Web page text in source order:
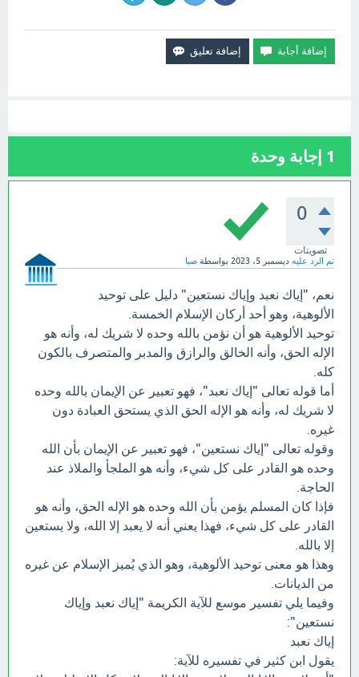
1 إجابة وحدة
0
تصويتات
تم الرد عليه ديسمبر 5، 2023 بواسطة صبا
نعم، "إياك نعبد وإياك نستعين" دليل على توحيد
الألوهية، وهو أحد أركان الإسلام الخمسة.
توحيد الألوهية هو أن نؤمن بالله وحده لا شريك له، وأنه هو
الإله الحق، وأنه الخالق والرازق والمدبر والمتصرف بالكون
كله.
أما قوله تعالى "إياك نعبد"، فهو تعبير عن الإيمان بالله وحده
لا شريك له، وأنه هو الإله الحق الذي يستحق العبادة دون
غيره.
وقوله تعالى "إياك نستعين"، فهو تعبير عن الإيمان بأن الله
وحده هو القادر على كل شيء، وأنه هو الملجأ والملاذ عند
الحاجة.
فإذا كان المسلم يؤمن بأن الله وحده هو الإله الحق، وأنه هو
القادر على كل شيء، فهذا يعني أنه لا يعبد إلا الله، ولا يستعين
إلا بالله.
وهذا هو معنى توحيد الألوهية، وهو الذي يُميز الإسلام عن غيره
من الديانات.
وفيما يلي تفسير موسع للآية الكريمة "إياك نعبد وإياك
نستعين":
إياك نعبد
يقول ابن كثير في تفسيره للآية: